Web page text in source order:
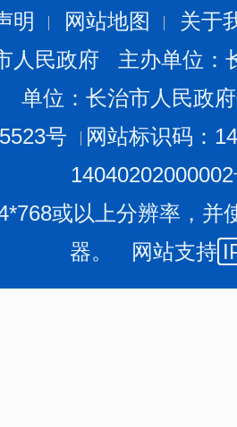
明 网站地图
关于
人民政府 主办单位
单位：长治市人民政
号
网站标识码：
或以上分辨率，并
器。 网站支持